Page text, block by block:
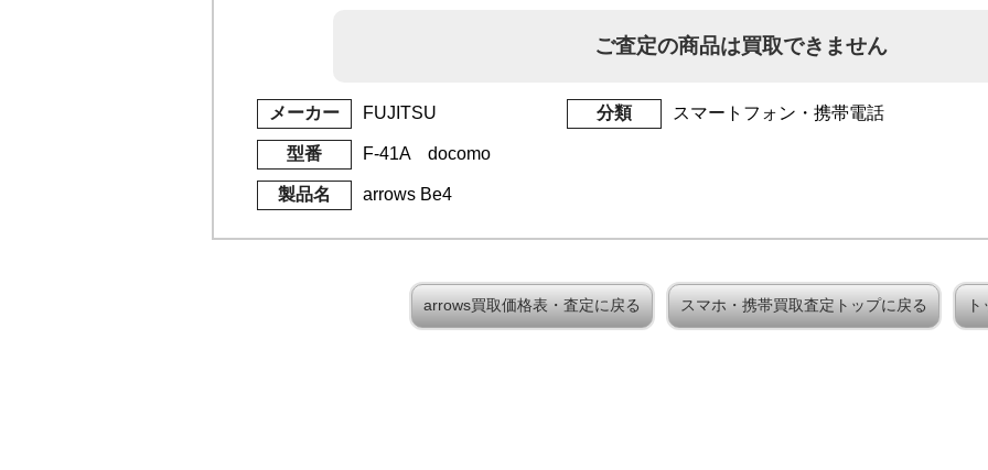
ご査定の商品は買取できません
メーカー FUJITSU 分類 スマートフォン・携帯電話
型番 F-41A docomo
製品名 arrows Be4
arrows買取価格表・査定に戻る スマホ・携帯買取査定トップに戻る